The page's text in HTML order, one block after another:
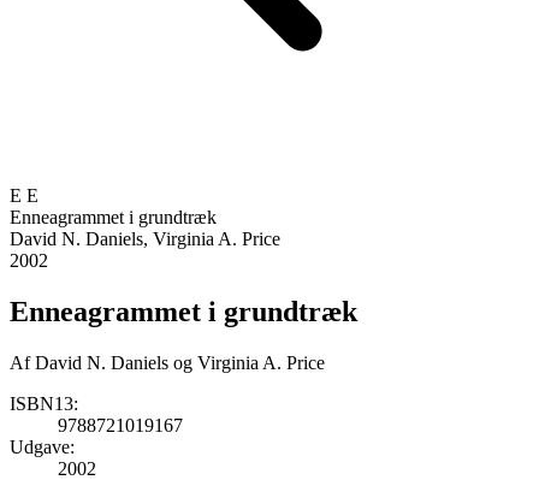
E E
Enneagrammet i grundtræk
David N. Daniels, Virginia A. Price
2002
Enneagrammet i grundtræk
AfDavid N. Daniels og Virginia A. Price
ISBN13:
9788721019167
Udgave:
2002